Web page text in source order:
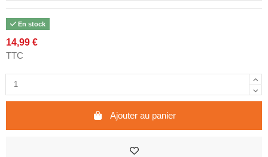
En stock
14,99 €
TTC
Ajouter au panier